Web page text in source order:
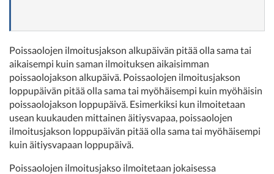
Poissaolojen ilmoitusjakson alkupäivän pitää olla sama tai
aikaisempi kuin saman ilmoituksen aikaisimman
poissaolojakson alkupäivä. Poissaolojen ilmoitusjakson
loppupäivän pitää olla sama tai myöhäisempi kuin myöhäisin
poissaolojakson loppupäivä. Esimerkiksi kun ilmoitetaan
usean kuukauden mittainen äitiysvapaa, poissaolojen
ilmoitusjakson loppupäivän pitää olla sama tai myöhäisempi
kuin äitiysvapaan loppupäivä.
Poissaolojen ilmoitusjakso ilmoitetaan jokaisessa